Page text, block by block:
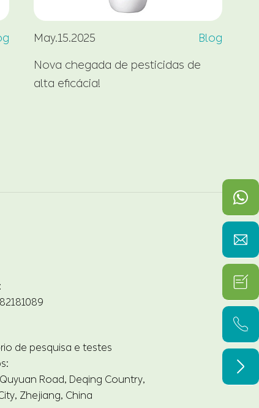
May.15.2025
Blog
Nova chegada de pesticidas de
alta eficácia!
de pesquisa e testes
Quyuan Road, Deqing Country,
Zhejiang, China



